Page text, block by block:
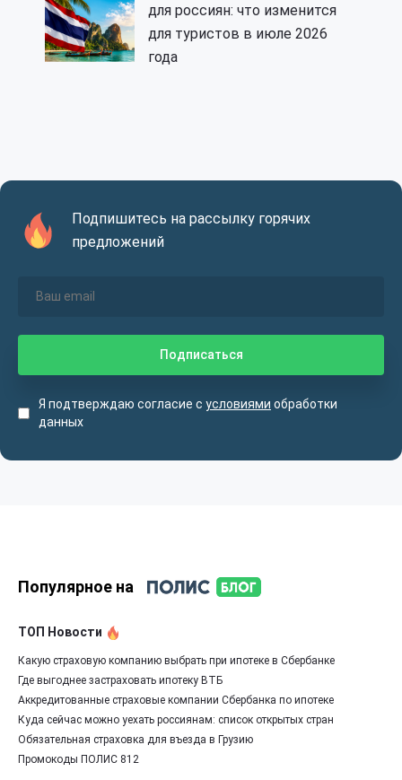
для россиян: что изменится
для туристов в июле 2026
года
Подпишитесь на рассылку горячих
предложений
Я подтверждаю согласие с условиями обработки
данных
Популярное на
ТОП Новости
Какую страховую компанию выбрать при ипотеке в Сбербанке
Где выгоднее застраховать ипотеку ВТБ
Аккредитованные страховые компании Сбербанка по ипотеке
Куда сейчас можно уехать россиянам: список открытых стран
Обязательная страховка для въезда в Грузию
Промокоды ПОЛИС 812